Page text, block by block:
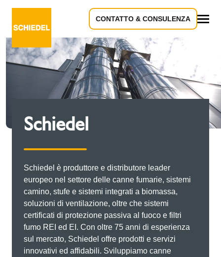
CONTATTO & CONSULENZA
Schiedel
Schiedel è produttore e distributore leader
europeo nel settore delle canne fumarie, sistemi
camino, stufe e sistemi integrati a biomassa,
soluzioni di ventilazione, oltre che sistemi
certificati di protezione passiva al fuoco e filtri
fumo REI ed EI. Con oltre 75 anni di esperienza
sul mercato, Schiedel offre prodotti e servizi
innovativi ed affidabili. Sviluppiamo canne